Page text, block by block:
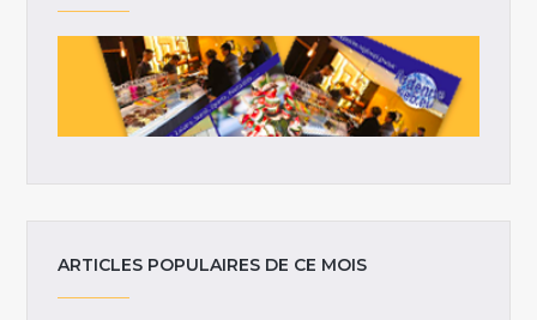
ARTICLES POPULAIRES DE CE MOIS